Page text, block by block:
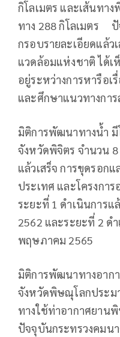
กิโลเมตร และเส้นทา
ทาง 288 กิโลเมตร
กรอบรายละเอียดแล้ว
แวดล้อมแห่งชาติ ได้เ
อยู่ระหว่างการหารือเ
และศึกษาแนวทางกา
มิติการพัฒนาทางน้ำ มี
จังหวัดพิจิตร จำนวน 8
แล้วเสร็จ การขุดรอก
ประเทศ และโครงก
ระยะที่ 1 ดำเนินการแ
2562 และระยะที่ 2 ด
พฤษภาคม 2565
มิติการพัฒนาทางอาก
จังหวัดพิษณุโลกประม
ทางใช้ท่าอากาศยาน
ปัจจุบันกระทรวงคม